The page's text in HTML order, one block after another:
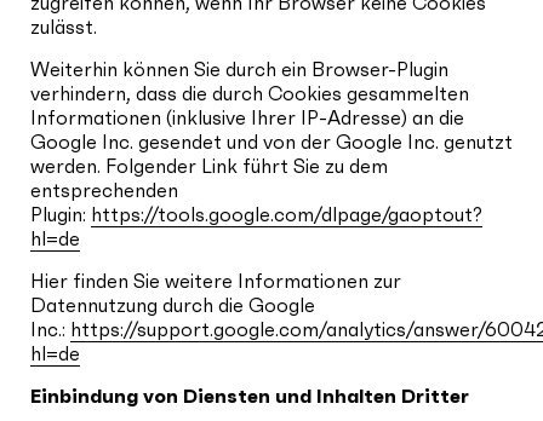
zulässt.
Weiterhin können Sie durch ein Browser-Plugin
verhindern, dass die durch Cookies gesammelten
Informationen (inklusive Ihrer IP-Adresse) an die
Google Inc. gesendet und von der Google Inc. genutzt
werden. Folgender Link führt Sie zu dem
entsprechenden
Plugin: https://tools.google.com/dlpage/gaoptout?
hl=de
Hier finden Sie weitere Informationen zur
Datennutzung durch die Google
Inc.: https://support.google.com/analytics/answer/
hl=de
Einbindung von Diensten und Inhalten Dritter